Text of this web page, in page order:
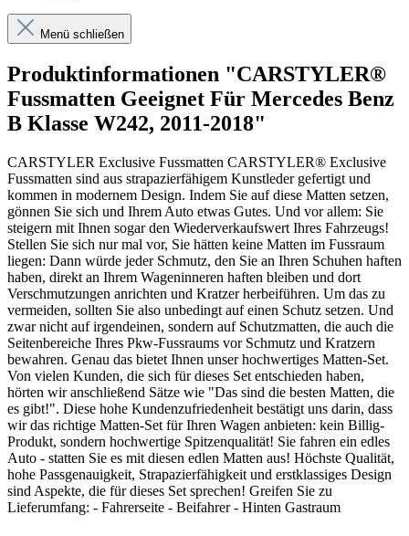
Menü schließen
Produktinformationen "CARSTYLER®
Fussmatten Geeignet Für Mercedes Benz
B Klasse W242, 2011-2018"
CARSTYLER Exclusive Fussmatten CARSTYLER® Exclusive
Fussmatten sind aus strapazierfähigem Kunstleder gefertigt und
kommen in modernem Design. Indem Sie auf diese Matten setzen,
gönnen Sie sich und Ihrem Auto etwas Gutes. Und vor allem: Sie
steigern mit Ihnen sogar den Wiederverkaufswert Ihres Fahrzeugs!
Stellen Sie sich nur mal vor, Sie hätten keine Matten im Fussraum
liegen: Dann würde jeder Schmutz, den Sie an Ihren Schuhen haften
haben, direkt an Ihrem Wageninneren haften bleiben und dort
Verschmutzungen anrichten und Kratzer herbeiführen. Um das zu
vermeiden, sollten Sie also unbedingt auf einen Schutz setzen. Und
zwar nicht auf irgendeinen, sondern auf Schutzmatten, die auch die
Seitenbereiche Ihres Pkw-Fussraums vor Schmutz und Kratzern
bewahren. Genau das bietet Ihnen unser hochwertiges Matten-Set.
Von vielen Kunden, die sich für dieses Set entschieden haben,
hörten wir anschließend Sätze wie "Das sind die besten Matten, die
es gibt!". Diese hohe Kundenzufriedenheit bestätigt uns darin, dass
wir das richtige Matten-Set für Ihren Wagen anbieten: kein Billig-
Produkt, sondern hochwertige Spitzenqualität! Sie fahren ein edles
Auto - statten Sie es mit diesen edlen Matten aus! Höchste Qualität,
hohe Passgenauigkeit, Strapazierfähigkeit und erstklassiges Design
sind Aspekte, die für dieses Set sprechen! Greifen Sie zu
Lieferumfang: - Fahrerseite - Beifahrer - Hinten Gastraum